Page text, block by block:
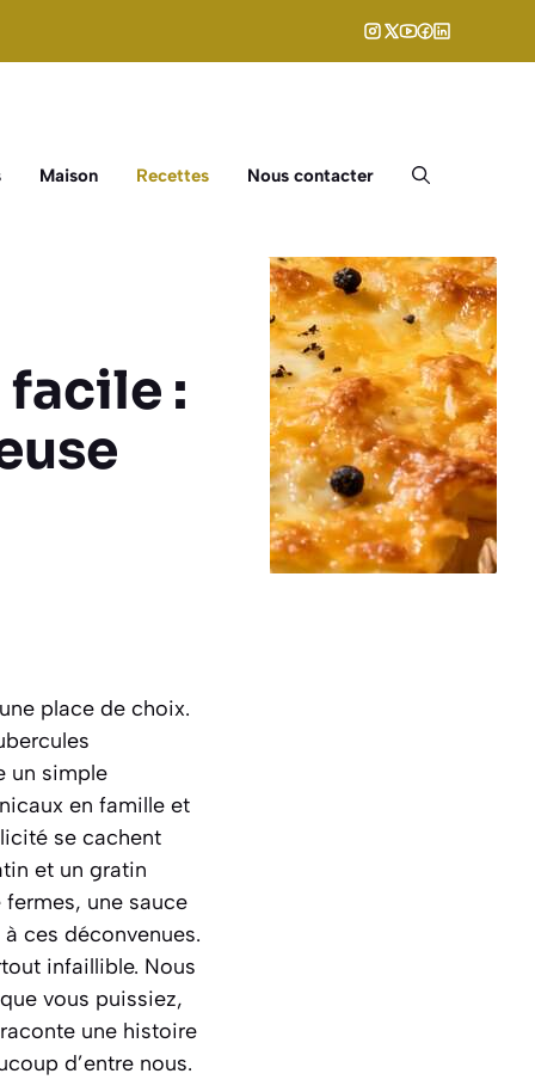
Maison Recettes Nous contacter
:
place de choix.
un simple
en famille et
se cachent
et un gratin
une sauce
ces déconvenues.
infaillible. Nous
vous puissiez,
une histoire
d’entre nous.